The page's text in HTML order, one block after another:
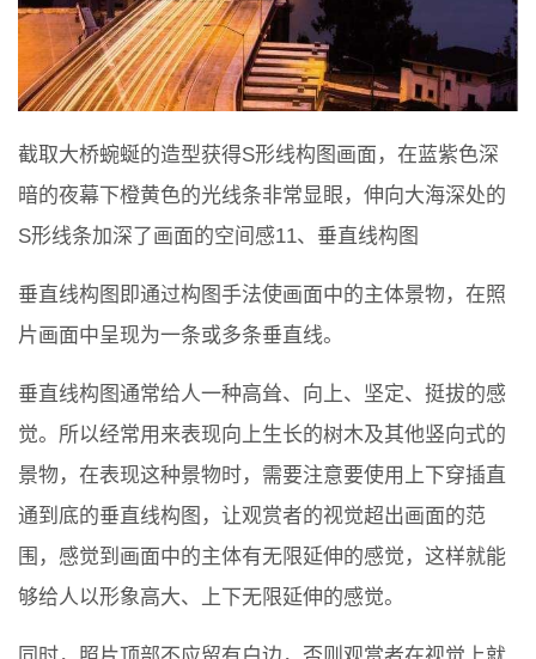
截取大桥蜿蜒的造型获得S形线构图画面，在蓝紫色深
暗的夜幕下橙黄色的光线条非常显眼，伸向大海深处的
S形线条加深了画面的空间感11、垂直线构图
垂直线构图即通过构图手法使画面中的主体景物，在照
片画面中呈现为一条或多条垂直线。
垂直线构图通常给人一种高耸、向上、坚定、挺拔的感
觉。所以经常用来表现向上生长的树木及其他竖向式的
景物，在表现这种景物时，需要注意要使用上下穿插直
通到底的垂直线构图，让观赏者的视觉超出画面的范
围，感觉到画面中的主体有无限延伸的感觉，这样就能
够给人以形象高大、上下无限延伸的感觉。